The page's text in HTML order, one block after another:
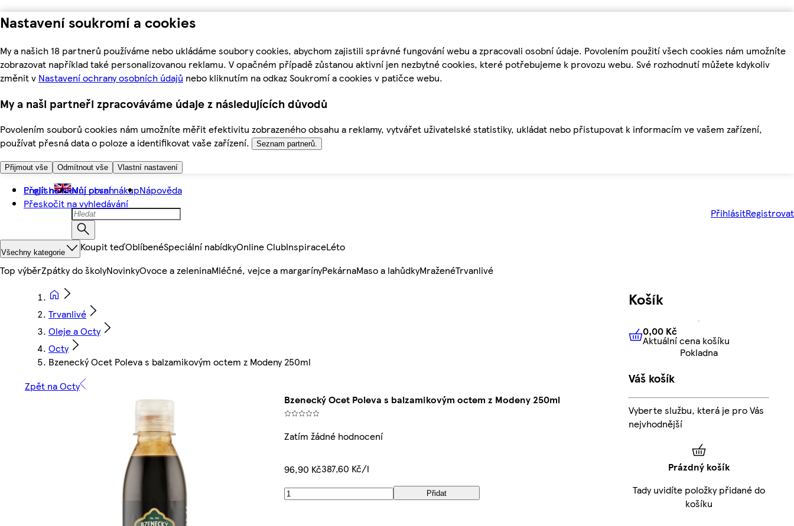
Nastavení soukromí a cookies
My a našich 18 partnerů používáme nebo ukládáme soubory cookies, abychom zajistili správné fungování webu a zpracovali osobní údaje. Povolením použití všech cookies nám umožníte
zobrazovat například také personalizovanou reklamu. V opačném případě zůstanou aktivní jen nezbytné cookies, které potřebujeme k provozu webu. Své rozhodnutí můžete kdykoliv
změnit v Nastavení ochrany osobních údajů nebo kliknutím na odkaz Soukromí a cookies v patičce webu.
My a naši partneři zpracováváme údaje z následujících důvodů
Povolením souborů cookies nám umožníte měřit efektivitu zobrazeného obsahu a reklamy, vytvářet uživatelské statistiky, ukládat nebo přistupovat k informacím ve vašem zařízení,
používat přesná data o poloze a identifikovat vaše zařízení.
Seznam partnerů.
Přijmout vše Odmítnout vše Vlastní nastavení
Přejít na hlavní obsah
Přeskočit na vyhledávání
English Můj první nákupNápověda
PřihlásitRegistrovat
Všechny kategorie Koupit teďOblíbenéSpeciální nabídkyOnline ClubInspiraceLéto
Top výběrZpátky do školyNovinkyOvoce a zeleninaMléčné, vejce a margarínyPekárnaMaso a lahůdkyMraženéTrvanlivé
Trvanlivé
Oleje a Octy
Octy
Bzenecký Ocet Poleva s balzamikovým octem z Modeny 250ml
Zpět na Octy
Bzenecký Ocet Poleva s balzamikovým octem z Modeny 250ml
Zatím žádné hodnocení
96,90 Kč387,60 Kč/l
Přidat
Košík
0,00 KčAktuální cena košíku
0,00 Kč
Aktuální cena košíku
Pokladna
Váš košík
Vyberte službu, která je pro Vás
nejvhodnější
Prázdný košík
Tady uvidíte položky přidané do
košíku